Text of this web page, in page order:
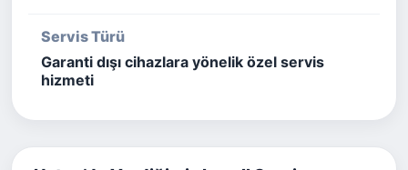
Servis Türü
Garanti dışı cihazlara yönelik özel servis
hizmeti